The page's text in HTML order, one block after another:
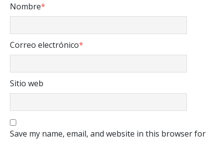
Nombre*
Correo electrónico*
Sitio web
Save my name, email, and website in this browser for